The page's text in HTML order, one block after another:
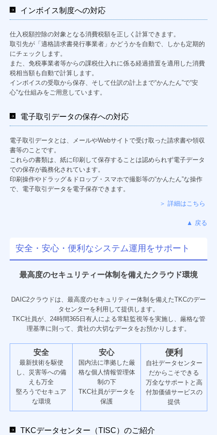
インボイス制度への対応
仕入税額控除の対象となる消費税額を正しく計算できます。
取引先が「適格請求書発行事業者」かどうかを自動で、しかも定期的
にチェックします。
また、免税事業者等からの課税仕入れに係る経過措置を適用した消費
税相当額も自動で計算します。
インボイスの受取から保存、そして仕訳の計上まで“かんたん”で“安
心”な仕組みをご用意しています。
電子取引データの保存への対応
電子取引データとは、メールやWebサイトで受け取った請求書や領収
書等のことです。
これらの書類は、紙に印刷して保存することは認められず電子データ
での保存が義務化されています。
印刷操作やドラッグ＆ドロップ・スマホで撮影等の“かんたん”な操作
で、電子取引データを電子保存できます。
＞ 詳細はこちら
▲ 戻る
安全・安心・便利なシステム運用をサポート
最高度のセキュリティー体制を備えたクラウド環境
DAIC2クラウドは、最高度のセキュリティー体制を備えたTKCのデー
タセンターを利用して提供します。
TKC社員が、24時間365日有人による常駐監視等を実施し、厳格な管
理基準に則って、貴社の大切なデータをお預かりします。
安全
最新技術を駆使
し、災害等への備
えも万全
堅ろうでセキュア
な環境
安心
国内法に準拠した厳
格な個人情報管理体
制の下
TKC社員がデータを
保護
便利
自社データセンター
だからこそできる
万全なサポートと高
付加価値サービスの
提供
TKCデータセンター（TISC）のご紹介